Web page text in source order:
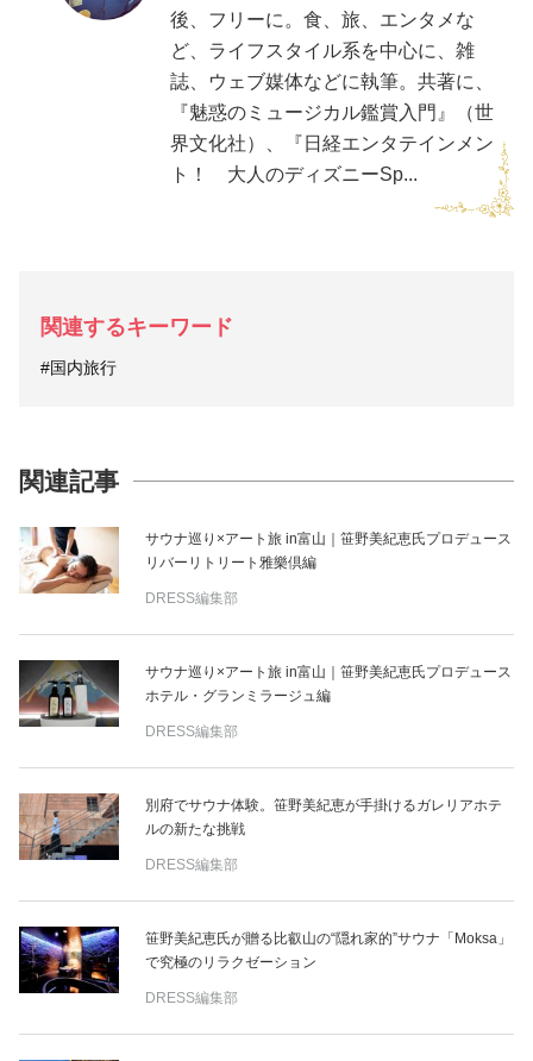
後、フリーに。食、旅、エンタメな
ど、ライフスタイル系を中心に、雑
誌、ウェブ媒体などに執筆。共著に、
『魅惑のミュージカル鑑賞入門』（世
界文化社）、『日経エンタテインメン
ト！ 大人のディズニーSp...
関連するキーワード
#国内旅行
関連記事
サウナ巡り×アート旅 in富山｜笹野美紀恵氏プロデュース
リバーリトリート雅樂倶編
DRESS編集部
サウナ巡り×アート旅 in富山｜笹野美紀恵氏プロデュース
ホテル・グランミラージュ編
DRESS編集部
別府でサウナ体験。笹野美紀恵が手掛けるガレリアホテ
ルの新たな挑戦
DRESS編集部
笹野美紀恵氏が贈る比叡山の“隠れ家的”サウナ「Moksa」
で究極のリラクゼーション
DRESS編集部